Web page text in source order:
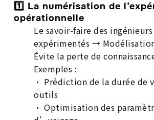
1️⃣ La numérisation de
opérationnelle
Le savoir-faire des ingénieurs
expérimentés →
Évite la perte de
Exemples :
• Prédiction de la durée de
outils
• Optimisation des